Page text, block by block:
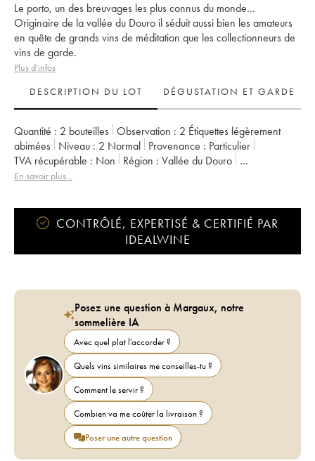
Le porto, un des breuvages les plus connus du monde…
Originaire de la vallée du Douro il séduit aussi bien les amateurs
en quête de grands vins de méditation que les collectionneurs de
vins de garde.
Plus d'infos
DESCRIPTION DU LOT
DÉGUSTATION ET GARDE
Quantité : 2 bouteilles Observation : 2 Étiquettes légèrement
abimées
Niveau : 2 Normal Provenance : particulier
TVA récupérable :
non Région :
Vallée du Douro
Appellation :
En savoir plus...
CONTRÔLÉ, EXPERTISÉ & CERTIFIÉ PAR
IDEALWINE
Posez une question à Margaux, notre
sommelière IA
Avec quel plat l'accorder ?
Quels vins similaires me conseilles-tu ?
Comment le servir ?
Combien va me coûter la livraison ?
Poser une autre question